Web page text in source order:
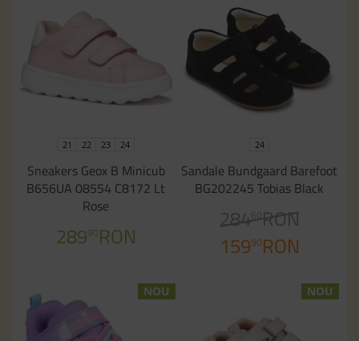
21 22 23 24
Sneakers Geox B Minicub
B656UA 08554 C8172 Lt
Rose
28990RON
24
Sandale Bundgaard Barefoot
BG202245 Tobias Black
284 60RON
15990RON
NOU NOU